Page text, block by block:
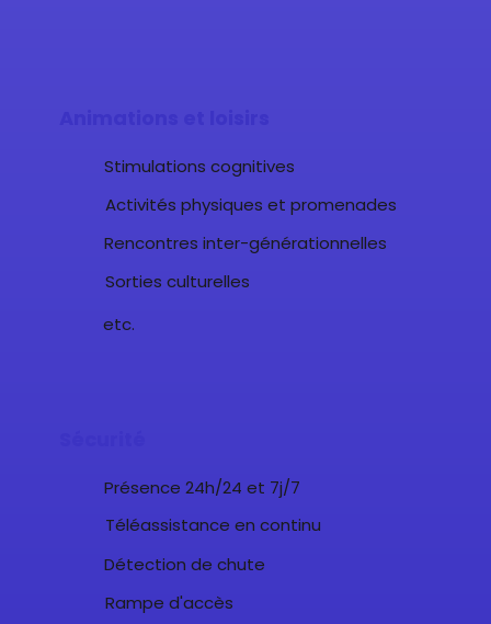
Stimulations cognitives
Activités physiques et promenades
Rencontres inter-générationnelles
Sorties culturelles
etc.
Présence 24h/24 et 7j/7
Téléassistance en continu
Détection de chute
Rampe d'accès